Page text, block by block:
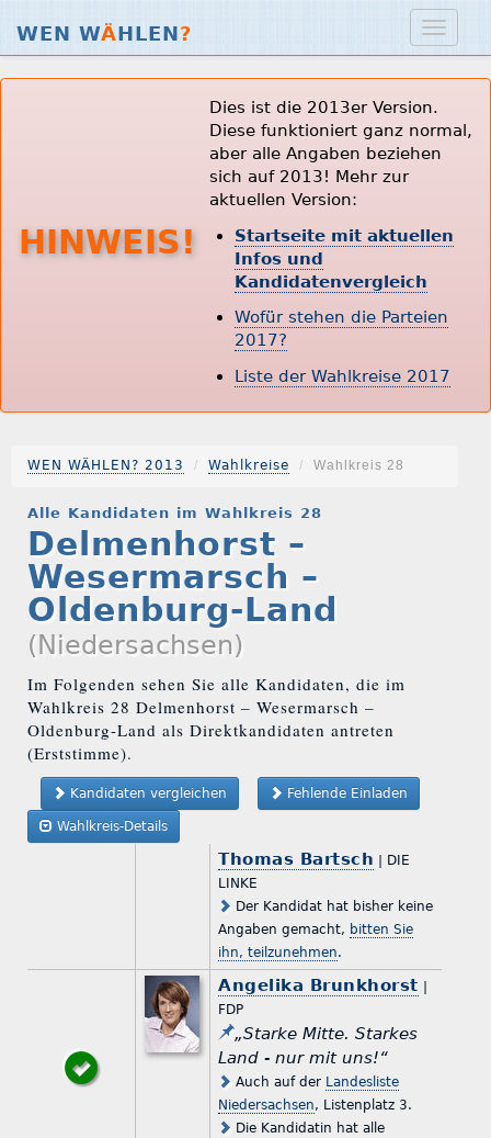
WEN WÄHLEN?
HINWEIS!
Dies ist die 2013er Version.
Diese funktioniert ganz normal,
aber alle Angaben beziehen
sich auf 2013! Mehr zur
aktuellen Version:
Startseite mit aktuellen
Infos und
Kandidatenvergleich
Wofür stehen die Parteien
2017?
Liste der Wahlkreise 2017
WEN WÄHLEN? 2013 Wahlkreise Wahlkreis 28
Alle Kandidaten im Wahlkreis 28
Delmenhorst –
Wesermarsch –
Oldenburg-Land
(Niedersachsen)
Im Folgenden sehen Sie alle Kandidaten, die im
Wahlkreis 28 Delmenhorst – Wesermarsch –
Oldenburg-Land als Direktkandidaten antreten
(Erststimme).
Kandidaten vergleichen Fehlende Einladen
Wahlkreis-Details
Thomas Bartsch | DIE
LINKE
Der Kandidat hat bisher keine
Angaben gemacht, bitten Sie
ihn, teilzunehmen.
Angelika Brunkhorst |
FDP
„Starke Mitte. Starkes
Land - nur mit uns!“
Auch auf der Landesliste
Niedersachsen, Listenplatz 3.
Die Kandidatin hat alle